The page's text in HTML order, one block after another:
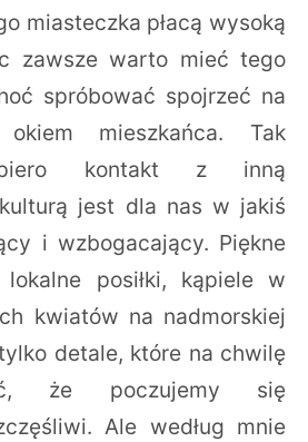
miasteczka płacą wysoką
zawsze warto mieć tego
spróbować spojrzeć na
mieszkańca. Tak
kontakt z inną
jest dla nas w jakiś
i wzbogacający. Piękne
posiłki, kąpiele w
kwiatów na nadmorskiej
detale, które na chwilę
że poczujemy się
Ale według mnie